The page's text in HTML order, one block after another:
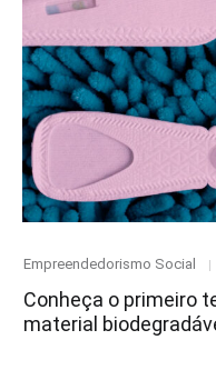
Category
Empreendedorismo Social
Conheça o primeiro
material